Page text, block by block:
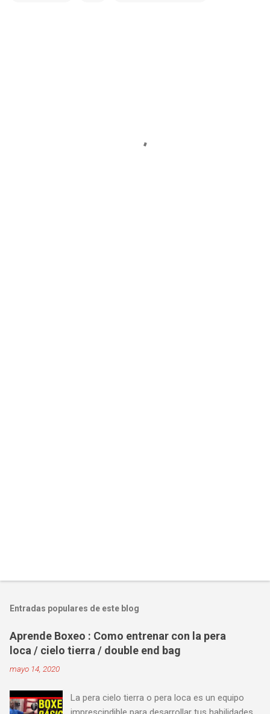
Entradas populares de este blog
Aprende Boxeo : Como entrenar con la pera
loca / cielo tierra / double end bag
mayo 14, 2020
La pera cielo tierra o pera loca es un equipo